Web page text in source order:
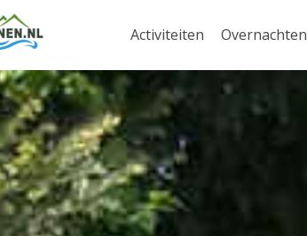
Activiteiten Overnachten